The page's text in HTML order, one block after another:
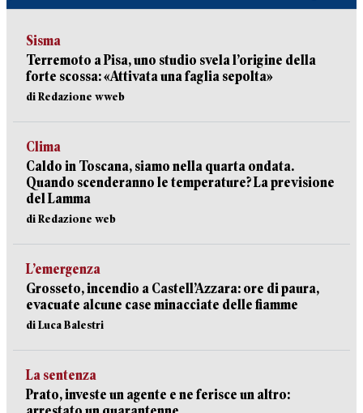
Sisma
Terremoto a Pisa, uno studio svela l’origine della
forte scossa: «Attivata una faglia sepolta»
di Redazione wweb
Clima
Caldo in Toscana, siamo nella quarta ondata.
Quando scenderanno le temperature? La previsione
del Lamma
di Redazione web
L’emergenza
Grosseto, incendio a Castell’Azzara: ore di paura,
evacuate alcune case minacciate delle fiamme
di Luca Balestri
La sentenza
Prato, investe un agente e ne ferisce un altro: